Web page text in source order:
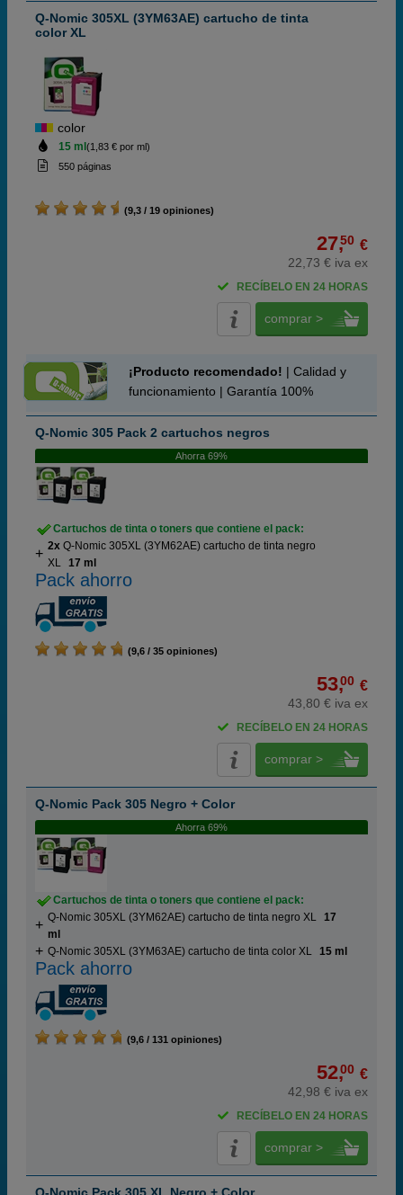
Q-Nomic 305XL (3YM63AE) cartucho de tinta
color XL
color
15 ml (1,83 € por ml)
550 páginas
(9,3 / 19 opiniones)
27,50 €
22,73 € iva ex
RECÍBELO EN 24 HORAS
comprar >
¡Producto recomendado! | Calidad y
funcionamiento | Garantía 100%
Q-Nomic 305 Pack 2 cartuchos negros
Ahorra 69%
Cartuchos de tinta o toners que contiene el pack:
2x Q-Nomic 305XL (3YM62AE) cartucho de tinta negro
XL 17 ml
Pack ahorro
(9,6 / 35 opiniones)
53,00 €
43,80 € iva ex
RECÍBELO EN 24 HORAS
comprar >
Q-Nomic Pack 305 Negro + Color
Ahorra 69%
Cartuchos de tinta o toners que contiene el pack:
Q-Nomic 305XL (3YM62AE) cartucho de tinta negro XL 17
ml
Q-Nomic 305XL (3YM63AE) cartucho de tinta color XL 15 ml
Pack ahorro
(9,6 / 131 opiniones)
52,00 €
42,98 € iva ex
RECÍBELO EN 24 HORAS
comprar >